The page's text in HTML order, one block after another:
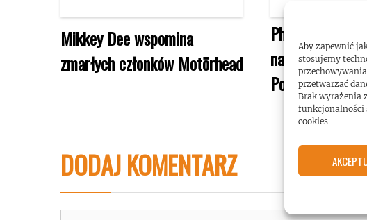
Aby zapewnić
stosujemy
przetwarzać
Brak wyrażenia
funkcjonalności
cookies.
Mikkey Dee wspomina
zmarłych członków Motörhead
Phil
na dwóch
Polsce!
DODAJ KOMENTARZ